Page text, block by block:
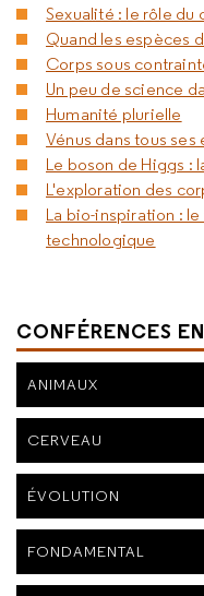
Sexualité : le rôle du
Quand les espèces
Corps sous
Un peu de science
Humanité plurielle
Vénus dans tous ses
Le boson de Higgs :
L'exploration des
La bio-inspiration :
technologique
CONFÉRENCES
ANIMAUX
CERVEAU
ÉVOLUTION
FONDAMENTAL